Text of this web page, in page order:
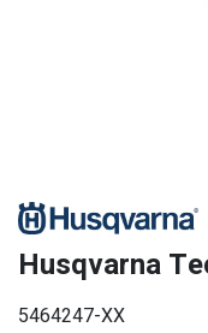
Husqvarna
5464247-XX